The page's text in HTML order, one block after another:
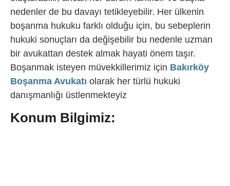
nedenler de bu davayı tetikleyebilir. Her ülkenin
boşanma hukuku farklı olduğu için, bu sebeplerin
hukuki sonuçları da değişebilir bu nedenle uzman
bir avukattan destek almak hayati önem taşır.
Boşanmak isteyen müvekkillerimiz için Bakırköy
Boşanma Avukatı olarak her türlü hukuki
danışmanlığı üstlenmekteyiz
Konum Bilgimiz: